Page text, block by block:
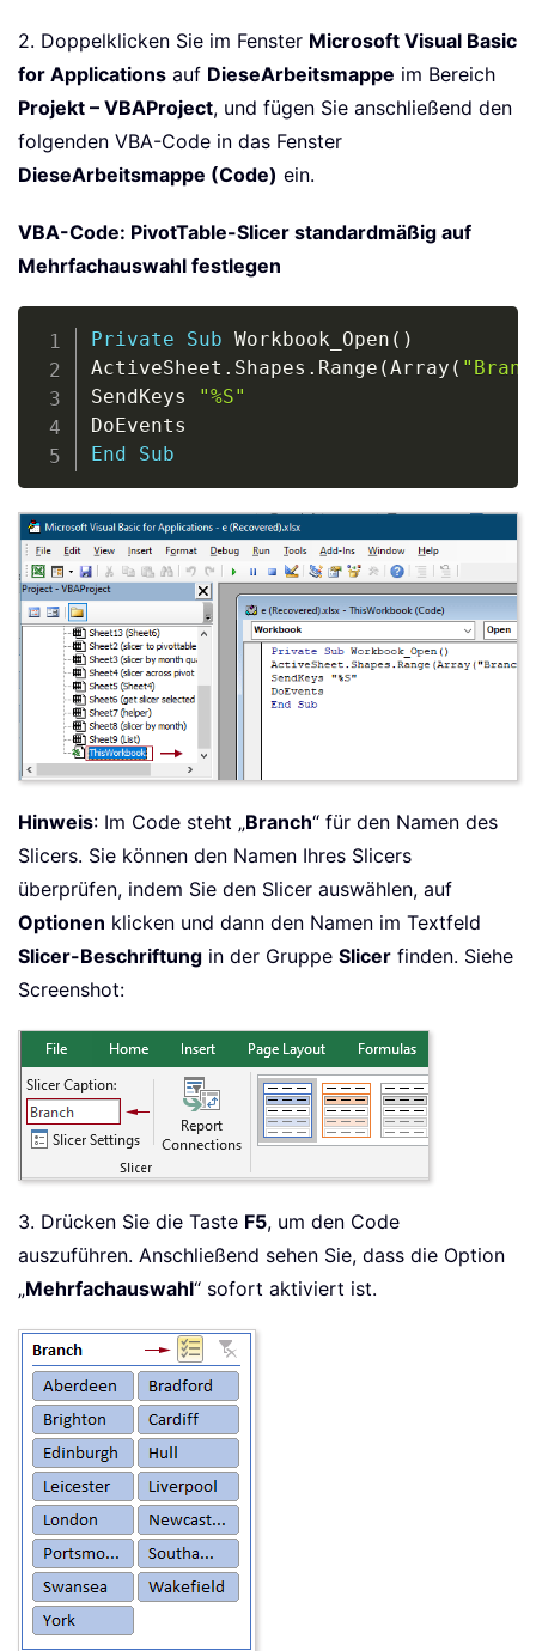
2. Doppelklicken Sie im Fenster Microsoft Visual Basic
for Applications auf DieseArbeitsmappe im Bereich
Projekt – VBAProject, und fügen Sie anschließend den
folgenden VBA-Code in das Fenster
DieseArbeitsmappe (Code) ein.
VBA-Code: PivotTable-Slicer standardmäßig auf
Mehrfachauswahl festlegen
Private Sub Workbook_Open ( )
ActiveSheet . Shapes . Range (Array (
SendKeys
"%S"
End
Sub
Hinweis: Im Code steht „Branch“ für den Namen des
Slicers. Sie können den Namen Ihres Slicers
überprüfen, indem Sie den Slicer auswählen, auf
Optionen klicken und dann den Namen im Textfeld
Slicer-Beschriftung in der Gruppe Slicer finden. Siehe
Screenshot:
3. Drücken Sie die Taste F5, um den Code
auszuführen. Anschließend sehen Sie, dass die Option
„Mehrfachauswahl“ sofort aktiviert ist.